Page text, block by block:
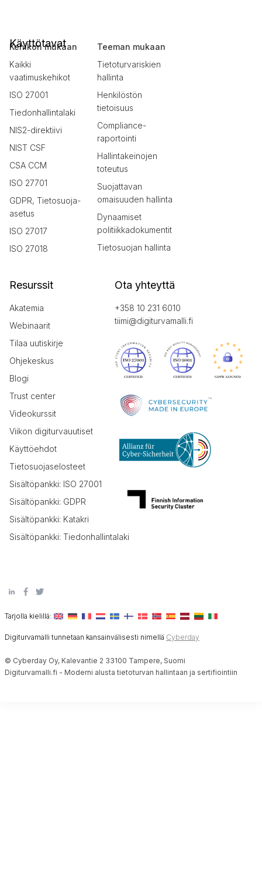
Käyttötavat
Kehikon mukaan
Kaikki
vaatimuskehikot
ISO 27001
Tiedonhallintalaki
NIS2-direktiivi
NIST CSF
CSA CCM
ISO 27701
GDPR, Tietosuoja-
asetus
ISO 27017
ISO 27018
Teeman mukaan
Tietoturvariskien
hallinta
Henkilöstön
tietoisuus
Compliance-
raportointi
Hallintakeinojen
toteutus
Suojattavan
omaisuuden hallinta
Dynaamiset
politiikkadokumentit
Tietosuojan hallinta
Resurssit
Akatemia
Webinaarit
Tilaa uutiskirje
Ohjekeskus
Blogi
Trust center
Videokurssit
Viikon digiturvauutiset
Käyttöehdot
Tietosuojaselosteet
Sisältöpankki: ISO 27001
Sisältöpankki: GDPR
Sisältöpankki: Katakri
Sisältöpankki: Tiedonhallintalaki
Ota yhteyttä
+358 10 231 6010
tiimi@digiturvamalli.fi
Tarjolla kielillä:
Digiturvamalli tunnetaan kansainvälisesti nimellä Cyberday
© Cyberday Oy, Kalevantie 2 33100 Tampere, Suomi
Digiturvamalli.fi - Moderni alusta tietoturvan hallintaan ja sertifiointiin